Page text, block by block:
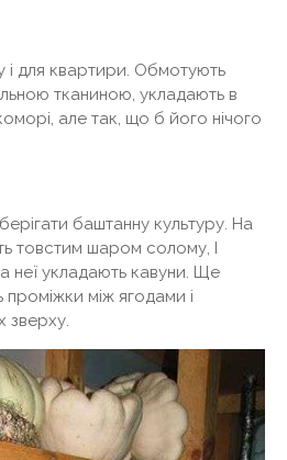
і для квартири. Обмотують
тканиною, укладають в
але так, що б його нічого
баштанну культуру. На
товстим шаром солому, І
неї укладають кавуни. Ще
між ягодами і
зверху.